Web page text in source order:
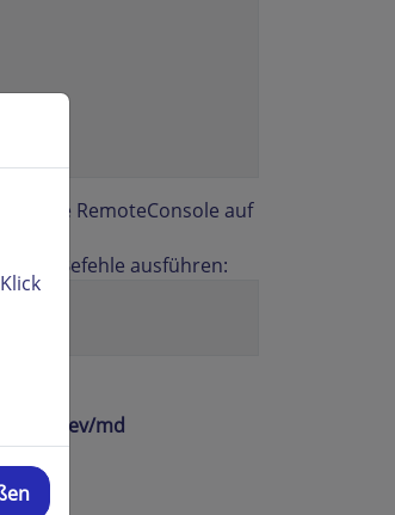
die RemoteConsole auf
Befehle ausführen:
/dev/md